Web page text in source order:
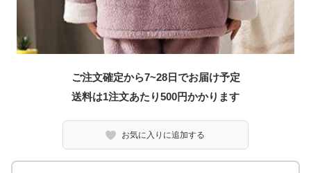
ご注文確定から7~28日でお届け予定
送料は1注文あたり500円かかります
お気に入りに追加する